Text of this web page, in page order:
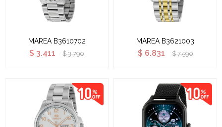
MAREA B3610702
$ 3.411 $ 3.790
MAREA B3621003
$ 6.831 $ 7.590